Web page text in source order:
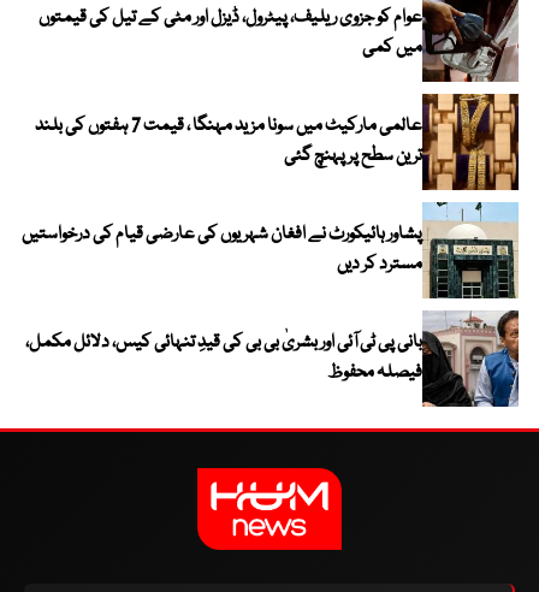
عوام کو جزوی ریلیف، پیٹرول، ڈیزل اور مٹی کے تیل کی قیمتوں
میں کمی
عالمی مارکیٹ میں سونا مزید مہنگا ، قیمت 7 ہفتوں کی بلند
ترین سطح پر پہنچ گئی
پشاور ہائیکورٹ نے افغان شہریوں کی عارضی قیام کی درخواستیں
مسترد کر دیں
بانی پی ٹی آئی اور بشریٰ بی بی کی قیدِ تنہائی کیس، دلائل مکمل،
فیصلہ محفوظ